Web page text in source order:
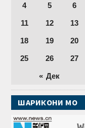
« Дек
4 5 6
11 12 13
18 19 20
25 26 27
ШАРИКОНИ МО